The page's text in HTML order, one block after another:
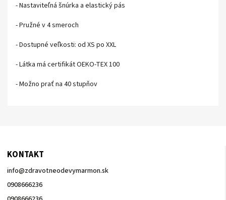
- Nastaviteľná šnúrka a elastický pás
- Pružné v 4 smeroch
- Dostupné veľkosti: od XS po XXL
- Látka má certifikát OEKO-TEX 100
- Možno prať na 40 stupňov
KONTAKT
info@zdravotneodevymarmon.sk
0908666236